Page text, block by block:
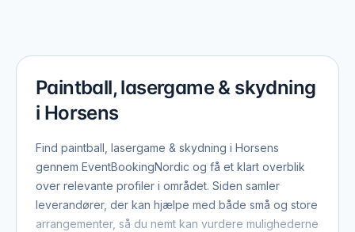
Paintball, lasergame & skydning
i Horsens
Find paintball, lasergame & skydning i Horsens
gennem EventBookingNordic og få et klart overblik
over relevante profiler i området. Siden samler
leverandører, der kan hjælpe med både små og store
arrangementer, så du nemt kan vurdere mulighederne